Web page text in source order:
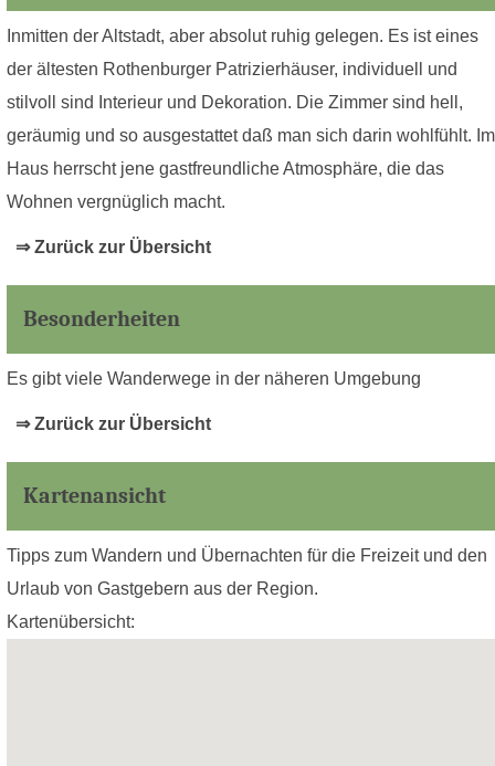
Inmitten der Altstadt, aber absolut ruhig gelegen. Es ist eines
der ältesten Rothenburger Patrizierhäuser, individuell und
stilvoll sind Interieur und Dekoration. Die Zimmer sind hell,
geräumig und so ausgestattet daß man sich darin wohlfühlt. Im
Haus herrscht jene gastfreundliche Atmosphäre, die das
Wohnen vergnüglich macht.
⇒ Zurück zur Übersicht
Besonderheiten
Es gibt viele Wanderwege in der näheren Umgebung
⇒ Zurück zur Übersicht
Kartenansicht
Tipps zum Wandern und Übernachten für die Freizeit und den
Urlaub von Gastgebern aus der Region.
Kartenübersicht: